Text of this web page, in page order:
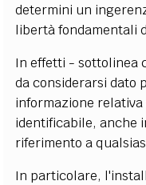
determini un
libertà fondamentali
In effetti - sottolinea
daconsiderarsi dato
informazione
identificabile, anche
riferimento a
In particolare,